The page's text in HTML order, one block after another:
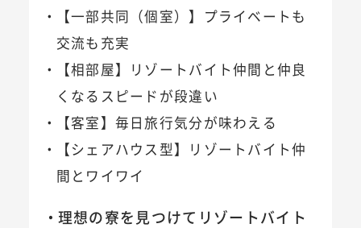
【一部共同（個室）】プライベートも
交流も充実
【相部屋】リゾートバイト仲間と仲良
くなるスピードが段違い
【客室】毎日旅行気分が味わえる
【シェアハウス型】リゾートバイト仲
間とワイワイ
理想の寮を見つけてリゾートバイト